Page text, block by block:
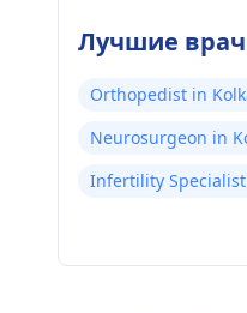
Лучшие
Orthopedist in
Neurosurgeon in
Infertility